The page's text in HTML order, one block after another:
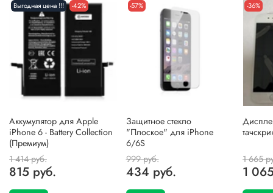
Выгодная цена !!! -42%
Аккумулятор для Apple
iPhone 6 - Battery Collection
(Премиум)
1 414 руб.
815 руб.
-57%
Защитное стекло
"Плоское" для iPhone
6/6S
999 руб.
434 руб.
-36%
1 665
1